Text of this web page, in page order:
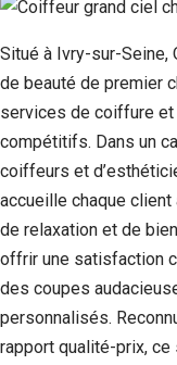
Situé à Ivry-sur-Seine,
de beauté de premier
services de coiffure
compétitifs. Dans un
coiffeurs et
accueille chaque client
de relaxation et de
offrir une satisfaction
des coupes
personnalisés.
rapport qualité-prix,